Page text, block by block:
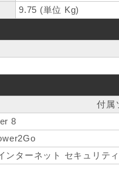
9.75 (単位 Kg)
付属
8
ンターネット セキュリテ